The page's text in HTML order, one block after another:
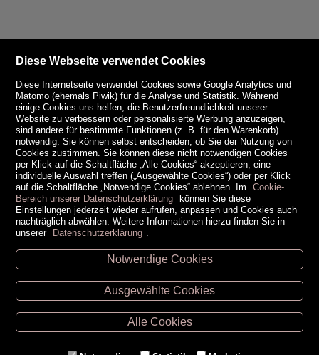
Unsere Öffnungszeiten
Retz -02942/20433
Hollabrunn -02952/30057
Eggenburg -02984/3836
Diese Webseite verwendet Cookies
Diese Internetseite verwendet Cookies sowie Google Analytics und
Matomo (ehemals Piwik) für die Analyse und Statistik. Während
einige Cookies uns helfen, die Benutzerfreundlichkeit unserer
Website zu verbessern oder personalisierte Werbung anzuzeigen,
sind andere für bestimmte Funktionen (z. B. für den Warenkorb)
notwendig. Sie können selbst entscheiden, ob Sie der Nutzung von
Cookies zustimmen. Sie können diese nicht notwendigen Cookies
per Klick auf die Schaltfläche „Alle Cookies“ akzeptieren, eine
individuelle Auswahl treffen („Ausgewählte Cookies“) oder per Klick
auf die Schaltfläche „Notwendige Cookies“ ablehnen. Im
Cookie-
Bereich unserer Datenschutzerklärung können Sie diese
Einstellungen jederzeit wieder aufrufen, anpassen und Cookies auch
nachträglich abwählen. Weitere Informationen hierzu finden Sie in
unserer Datenschutzerklärung
Notwendige Cookies
Ausgewählte Cookies
Alle Cookies